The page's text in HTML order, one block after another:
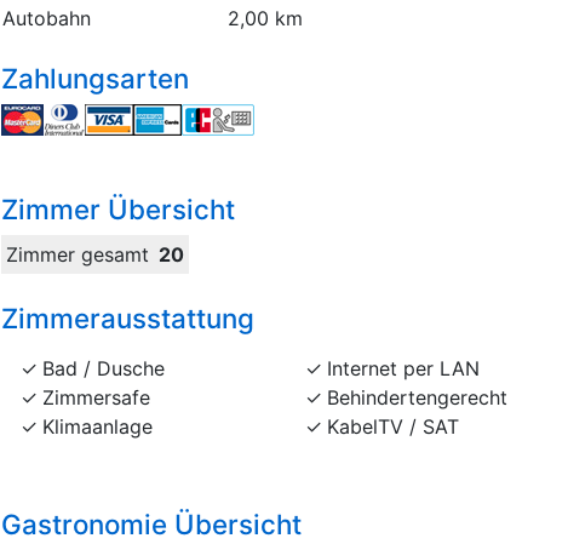
Autobahn
2,00 km
Zahlungsarten
Zimmer Übersicht
Zimmer gesamt 20
Zimmerausstattung
Bad / Dusche
Zimmersafe
Klimaanlage
Internet per LAN
Behindertengerecht
KabelTV / SAT
Gastronomie Übersicht